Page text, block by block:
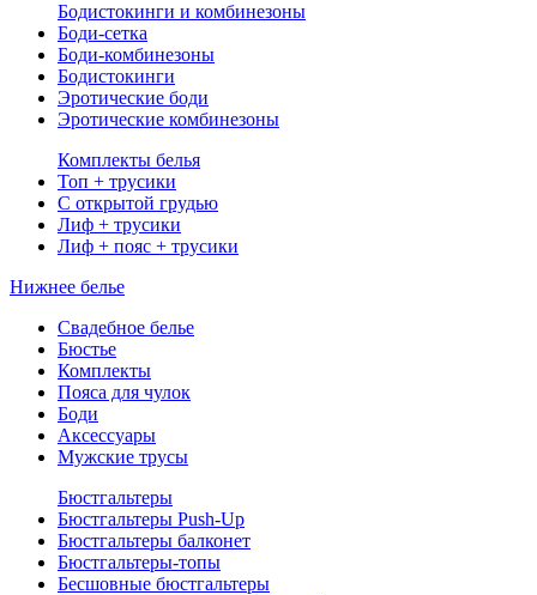
Бодистокинги и комбинезоны
Боди-сетка
Боди-комбинезоны
Бодистокинги
Эротические боди
Эротические комбинезоны
Комплекты белья
Топ + трусики
С открытой грудью
Лиф + трусики
Лиф + пояс + трусики
Нижнее белье
Свадебное белье
Бюстье
Комплекты
Пояса для чулок
Боди
Аксессуары
Мужские трусы
Бюстгальтеры
Бюстгальтеры Push-Up
Бюстгальтеры балконет
Бюстгальтеры-топы
Бесшовные бюстгальтеры